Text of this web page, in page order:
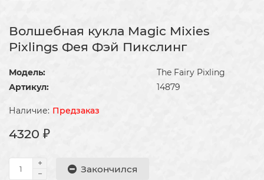
Волшебная кукла Magic Mixies
Pixlings Фея Фэй Пикслинг
Модель:
The Fairy Pixling
Артикул:
14879
Предзаказ
4320 ₽
Закончился